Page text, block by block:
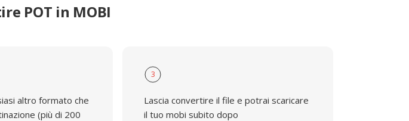
POT in MOBI
altro formato che
(più di 200
3
Lascia convertire il file e potrai scaricare
il tuo mobi subito dopo